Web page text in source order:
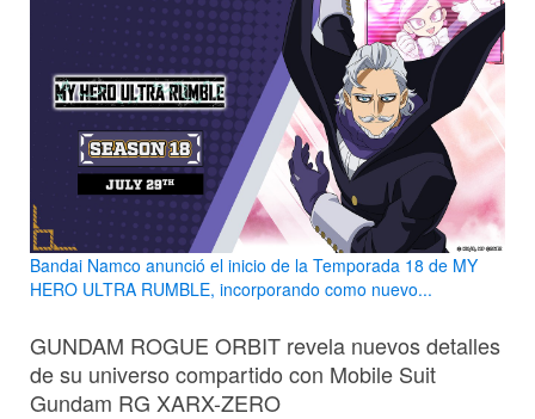
Bandai Namco anunció el inicio de la Temporada 18 de MY
HERO ULTRA RUMBLE, incorporando como nuevo...
GUNDAM ROGUE ORBIT revela nuevos detalles
de su universo compartido con Mobile Suit
Gundam RG XARX-ZERO